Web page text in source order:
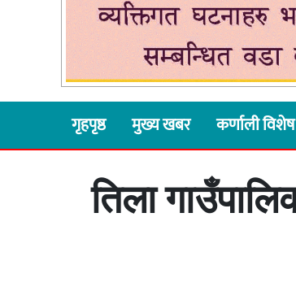
गृहपृष्ठ मुख्य खबर कर्णाली विशेष
तिला